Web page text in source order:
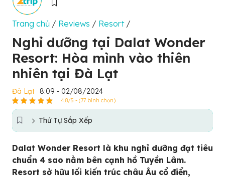
Trang chủ / Reviews / Resort/
Nghỉ dưỡng tại Dalat Wonder
Resort: Hòa mình vào thiên
nhiên tại Đà Lạt
Đà Lạt 8:09 - 02/08/2024
4.8/5 - (77 bình chọn)
Thứ Tự Sắp Xếp
Dalat Wonder Resort là khu nghỉ dưỡng đạt tiêu
chuẩn 4 sao nằm bên cạnh hồ Tuyền Lâm.
Resort sở hữu lối kiến trúc châu Âu cổ điển,